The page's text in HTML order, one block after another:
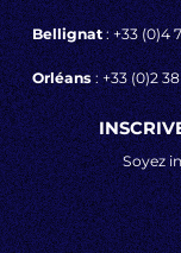
Bellignat: +33 (0)4
Orléans: +33 (0)2
Soyez